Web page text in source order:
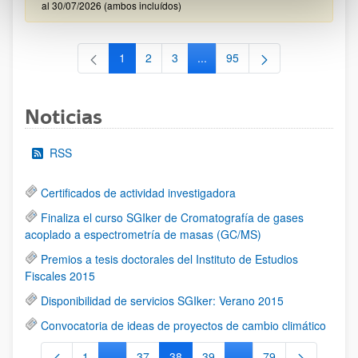
al 30/07/2026 (ambos incluídos)
Página
1 Página
2 Página
3 ...Páginas intermedias Use TAB
Página
95
Noticias
RSS
Certificados de actividad investigadora
Finaliza el curso SGIker de Cromatografía de gases
acoplado a espectrometría de masas (GC/MS)
Premios a tesis doctorales del Instituto de Estudios
Fiscales 2015
Disponibilidad de servicios SGIker: Verano 2015
Convocatoria de ideas de proyectos de cambio climático